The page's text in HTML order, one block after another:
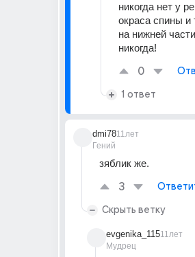
никогда нет у
окраса спины и
на нижней
никогда!
0
1 ответ
dmi78
Гений
11лет
зяблик же.
3
Скрыть ветку
evgenika_115
Мудрец
11лет